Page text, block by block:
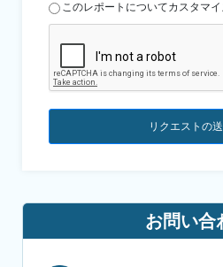
このレポートについてカスタマ
リクエストの
お問い合